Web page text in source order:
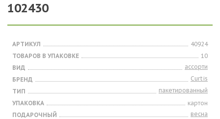
102430
АРТИКУЛ
40924
ТОВАРОВ В УПАКОВКЕ
10
ВИД
ассорти
БРЕНД
Curtis
ТИП
пакетированный
УПАКОВКА
картон
ПОДАРОЧНЫЙ
весна